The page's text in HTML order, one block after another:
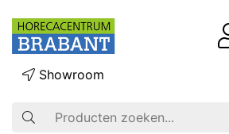
Zoek op
Showroom